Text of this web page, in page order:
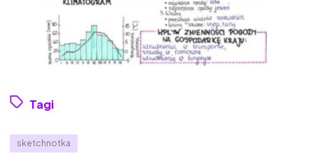
Tagi
sketchnotka